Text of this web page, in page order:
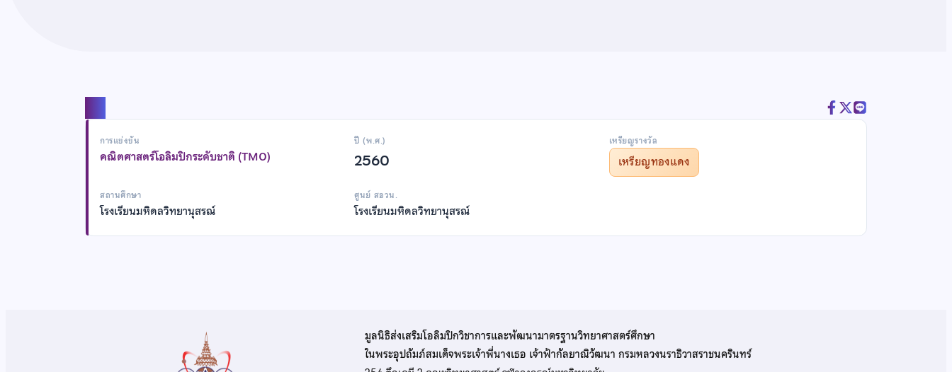
การแข่งขัน
คณิตศาสตร์โอลิมปิกระดับชาติ (TMO)
ปี (พ.ศ.)
2560
เหรียญรางวัล
เหรียญทองแดง
สถานศึกษา
โรงเรียนมหิดลวิทยานุสรณ์
ศูนย์ สอวน.
โรงเรียนมหิดลวิทยานุสรณ์
มูลนิธิส่งเสริมโอลิมปิกวิชาการและพัฒนามาตรฐานวิทยาศาสตร์ศึกษา
ในพระอุปถัมภ์สมเด็จพระเจ้าพี่นางเธอ เจ้าฟ้ากัลยาณิวัฒนา กรมหลวงนราธิวาสราชนครินทร์